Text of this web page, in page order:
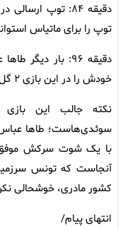
دقیقه ۸۴: توپ
توپ را برای ماتیاس استوانبرگ
دقیقه ۹۶: بار
خودش را در این بازی ۲ گل و سوئد را ۵ گله کند.
نکته جالب این بازی
سوئدی‌هاست؛ طاها
با یک شوت سرکش موفق
آنجاست که تونس
کشور مادری، خوشحالی
انتهای پیام/